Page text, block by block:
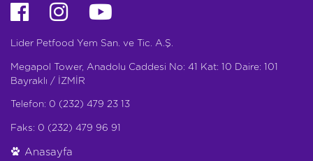
Lider Petfood Yem San. ve Tic. A.Ş.
Megapol Tower, Anadolu Caddesi No: 41 Kat: 10 Daire: 101
Bayraklı / İZMİR
Telefon: 0 (232) 479 23 13
Faks: 0 (232) 479 96 91
Anasayfa